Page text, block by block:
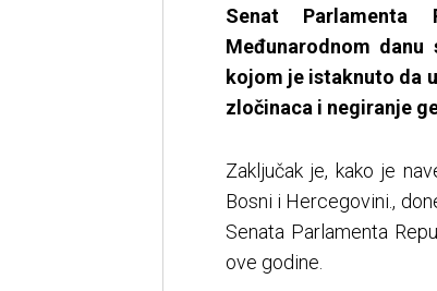
Senat
Međunarodnom
kojom je istaknuto da
zločinaca i negiranje
Zaključak je, kako je
Bosni i Hercegovini.,
Senata Parlamenta
ove godine.